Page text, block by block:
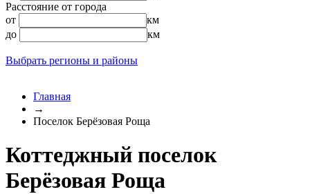
Расстояние от города
от
км
до
км
Выбрать регионы и районы
Главная
→
Поселок Берёзовая Роща
Коттеджный поселок
Берёзовая Роща